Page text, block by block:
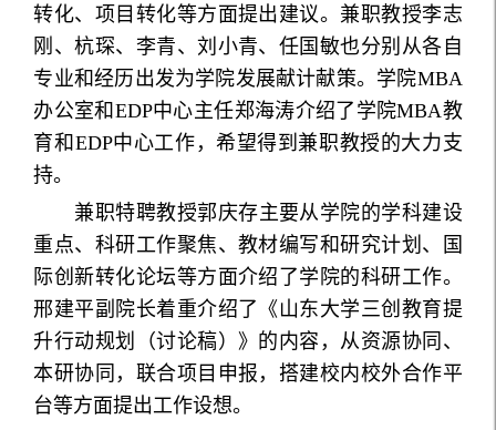
转化、项目转化等方面提出建议。兼职教授李志
刚、杭琛、李青、刘小青、任国敏也分别从各自
专业和经历出发为学院发展献计献策。学院MBA
办公室和EDP中心主任郑海涛介绍了学院MBA教
育和EDP中心工作，希望得到兼职教授的大力支
持。
兼职特聘教授郭庆存主要从学院的学科建设
重点、科研工作聚焦、教材编写和研究计划、国
际创新转化论坛等方面介绍了学院的科研工作。
邢建平副院长着重介绍了《山东大学三创教育提
升行动规划（讨论稿）》的内容，从资源协同、
本研协同，联合项目申报，搭建校内校外合作平
台等方面提出工作设想。